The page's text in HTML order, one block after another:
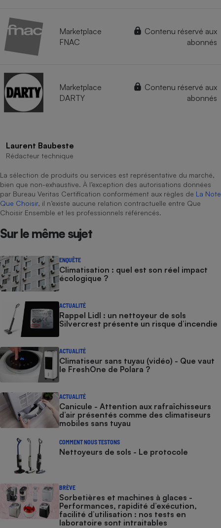
Marketplace
FNAC
Contenu réservé aux
abonnés
Marketplace
DARTY
Contenu réservé aux
abonnés
Laurent Baubeste
Rédacteur technique
La sélection de produits ou services est représentative du marché,
bien que non-exhaustive. À l’exception des autorisations données
par Bureau Veritas Certification conformément aux règles de La Note
Que Choisir, il n’existe aucune relation contractuelle entre Que
Choisir Ensemble et les professionnels référencés.
Sur le même sujet
ENQUÊTE
Climatisation : quel est son réel impact
écologique ?
ACTUALITÉ
Rappel Lidl : un nettoyeur de sols
Silvercrest présente un risque d’incendie
ACTUALITÉ
Climatiseur sans tuyau (vidéo) - Que vaut
le FreshOne de Polara ?
ACTUALITÉ
Canicule - Attention aux rafraîchisseurs
d’air présentés comme des climatiseurs
mobiles sans tuyau
COMMENT NOUS TESTONS
Nettoyeurs de sols - Le protocole
BRÈVE
Sorbetières et machines à glaces​​​​​​ -
Performances, rapidité d’exécution,
facilité d’utilisation : nos tests en
laboratoire sont intraitables